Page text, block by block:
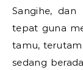
Sangihe,
tepat guna
tamu,
sedang